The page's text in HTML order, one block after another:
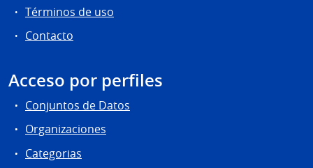
Términos de uso
Contacto
Acceso por perfiles
Conjuntos de Datos
Organizaciones
Categorias